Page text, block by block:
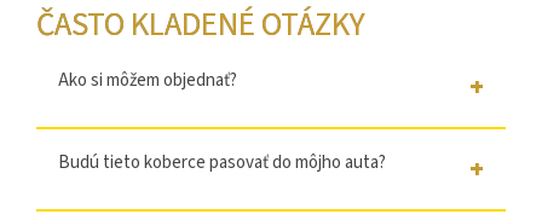
ČASTO KLADENÉ OTÁZKY
Ako si môžem objednať?
Budú tieto koberce pasovať do môjho auta?